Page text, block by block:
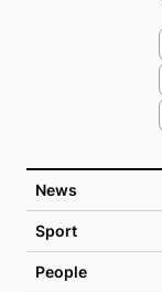
News
Sport
People